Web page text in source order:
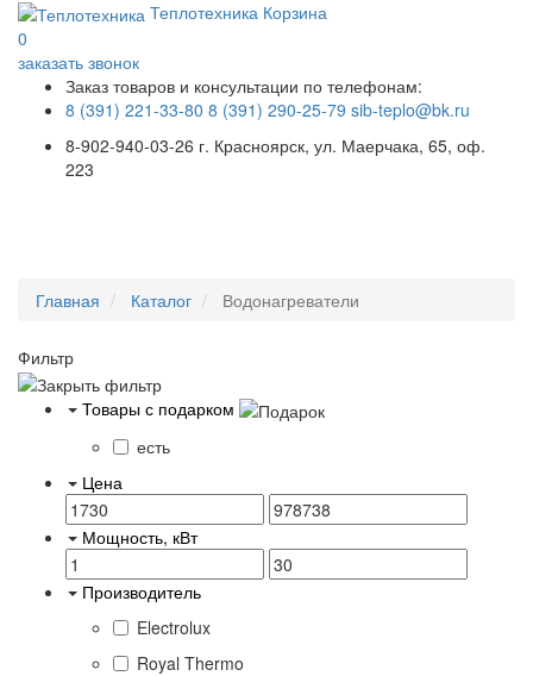
Теплотехника Корзина
0
заказать звонок
Заказ товаров и консультации по телефонам:
8 (391) 221-33-80 8 (391) 290-25-79 sib-teplo@bk.ru
8-902-940-03-26 г. Красноярск, ул. Маерчака, 65, оф.
223
Главная Каталог Водонагреватели
Фильтр
Товары с подарком
есть
Цена
Мощность, кВт
Производитель
Electrolux
Royal Thermo